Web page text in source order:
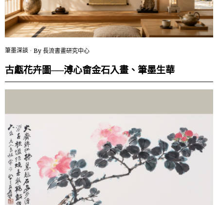
筆墨深談 By 長流書畫研究中心
古甗花卉圖──溥心畬金石入畫、筆墨生華